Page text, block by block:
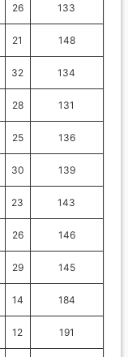
26 133
21 148
32 134
28 131
25 136
30 139
23 143
26 146
29 145
14 184
12 191